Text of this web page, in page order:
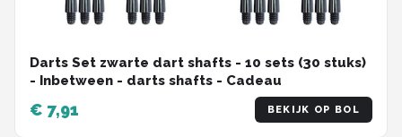
Darts Set zwarte dart shafts - 10 sets (30 stuks)
- Inbetween - darts shafts - Cadeau
€ 7,91 BEKIJK OP BOL